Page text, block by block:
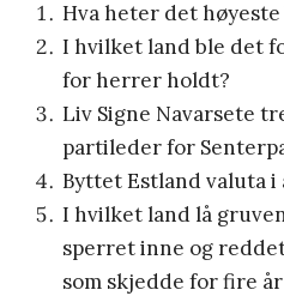
Hva heter det
I hvilket land ble det
for herrer holdt?
Liv Signe Navarsete
partileder for
Byttet Estland valuta i
I hvilket land lå
sperret inne og
som skjedde for fire